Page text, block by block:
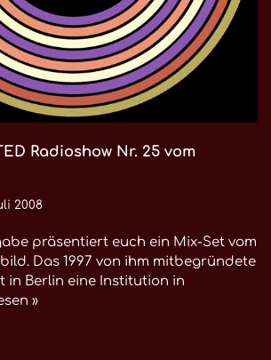
Radioshow Nr. 25 vom
2008
präsentiert euch ein Mix-Set vom
Das 1997 von ihm mitbegründete
in Berlin eine Institution in
»